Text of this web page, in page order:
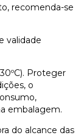
recomenda-se
validade
Proteger
o
embalagem.
do alcance das